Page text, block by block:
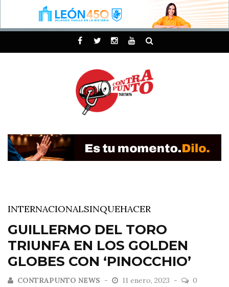
INTERNACIONALSINQUEHACER
GUILLERMO DEL TORO
TRIUNFA EN LOS GOLDEN
GLOBES CON ‘PINOCCHIO’
CONTRAPUNTO NEWS 11 enero, 2023 0